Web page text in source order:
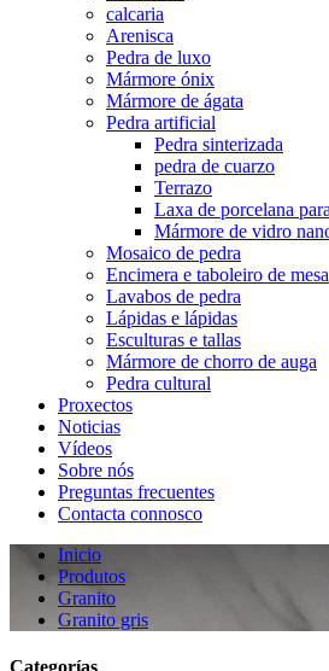
calcaria
Arenisca
Pedra de luxo
Mármore ónix
Mármore de ágata
Pedra artificial
Pedra sinterizada
pedra de cuarzo
Terrazo
Laxa de porcelana
Mármore de vidro
Mosaico de pedra
Encimera e taboleiro de mesa
Lavabos de pedra
Lápidas e lápidas
Esculturas e tallas
Mármore de chorro de auga
Pedra cultural
Proxectos
Noticias
Vídeos
Sobre nós
Preguntas frecuentes
Contacta connosco
Inicio
Produtos
Granito
Granito gris